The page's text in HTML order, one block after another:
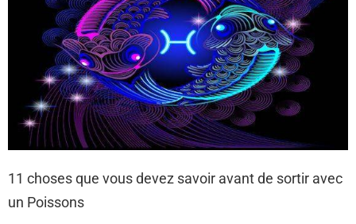
11 choses que vous devez savoir avant de sortir avec
un Poissons